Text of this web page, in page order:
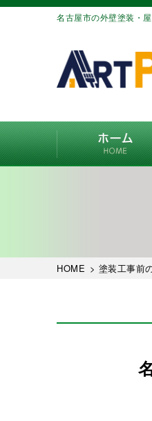
名古屋市の外壁塗装・
HOME > 塗装工事前